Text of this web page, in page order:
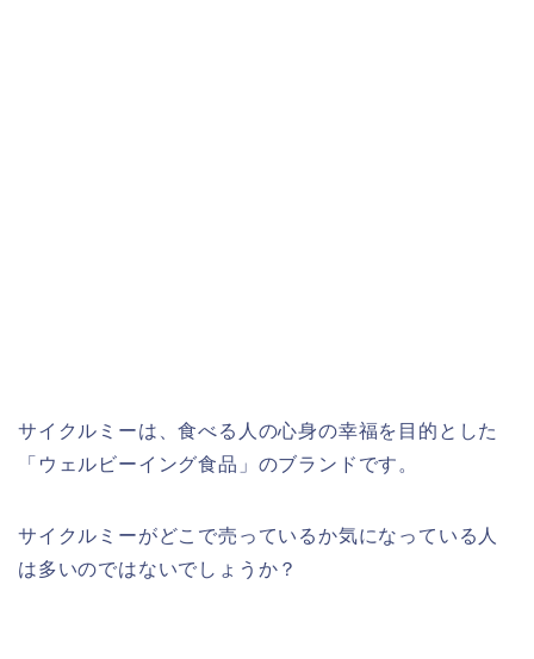
サイクルミーは、食べる人の心身の幸福を目的とした
「ウェルビーイング食品」のブランドです。
サイクルミーがどこで売っているか気になっている人
は多いのではないでしょうか？